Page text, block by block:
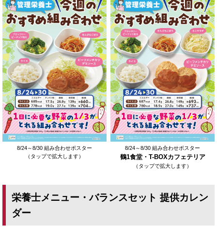
8/24～8/30 組み合わせポスター
（タップで拡大します）
8/24～8/30 組み合わせポスター
鶴1食堂・T-BOXカフェテリア
（タップで拡大します）
栄養士メニュー・バランスセット 提供カレン
ダー